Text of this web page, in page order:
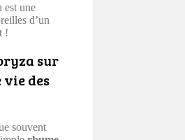
est une
d’un
!
sur
des
souvent